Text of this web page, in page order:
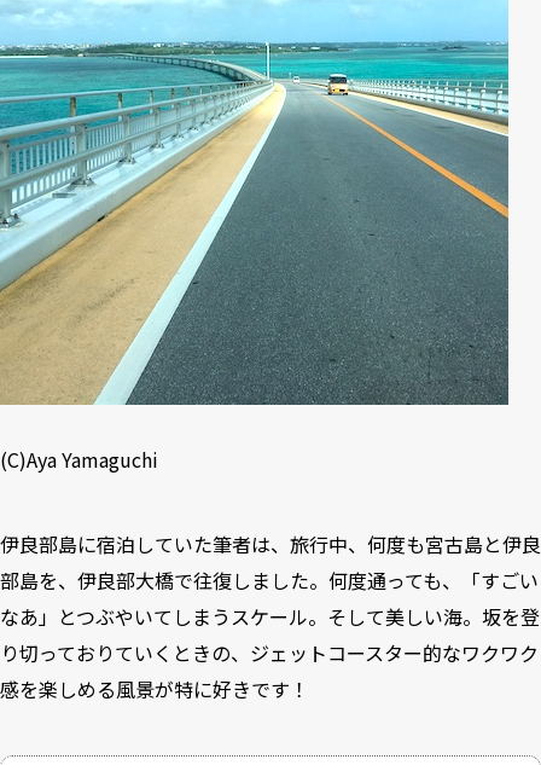
(C)Aya Yamaguchi
伊良部島に宿泊していた筆者は、旅行中、何度も宮古島と伊良
部島を、伊良部大橋で往復しました。何度通っても、「すごい
なあ」とつぶやいてしまうスケール。そして美しい海。坂を登
り切っておりていくときの、ジェットコースター的なワクワク
感を楽しめる風景が特に好きです！